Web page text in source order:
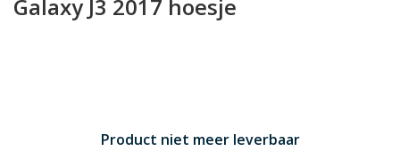
Galaxy J3 2017 hoesje
Product niet meer leverbaar